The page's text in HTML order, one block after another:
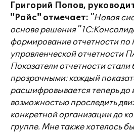
Григорий Попов,
"Райс" отмечает: "Новая
основе решения
формирование отчетности
управленческой отчетности
Показатели отчетности
прозрачными: каждый
расшифровывается теперь до
возможностью проследить
конкретной организации до
группе. Мне также хотелось